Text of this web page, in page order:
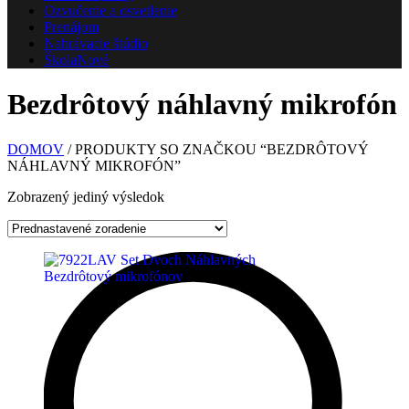
Ozvučenie a osvetlenie
Prenájom
Nahrávacie štúdio
ŠkolaNové
Bezdrôtový náhlavný mikrofón
DOMOV / PRODUKTY SO ZNAČKOU “BEZDRÔTOVÝ
NÁHLAVNÝ MIKROFÓN”
Zobrazený jediný výsledok